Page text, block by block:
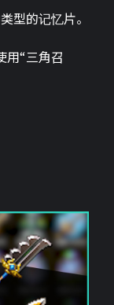
型的记忆片。
用“三角召